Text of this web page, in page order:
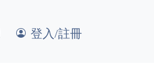
登入/註冊